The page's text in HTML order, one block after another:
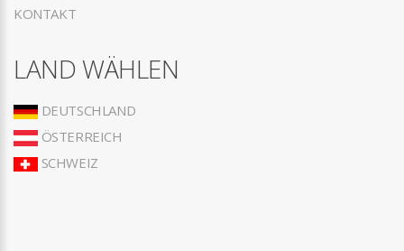
KONTAKT
LAND WÄHLEN
DEUTSCHLAND
ÖSTERREICH
SCHWEIZ